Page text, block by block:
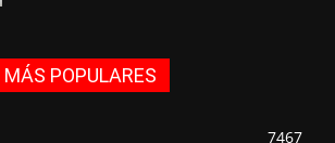
POPULARES
7467